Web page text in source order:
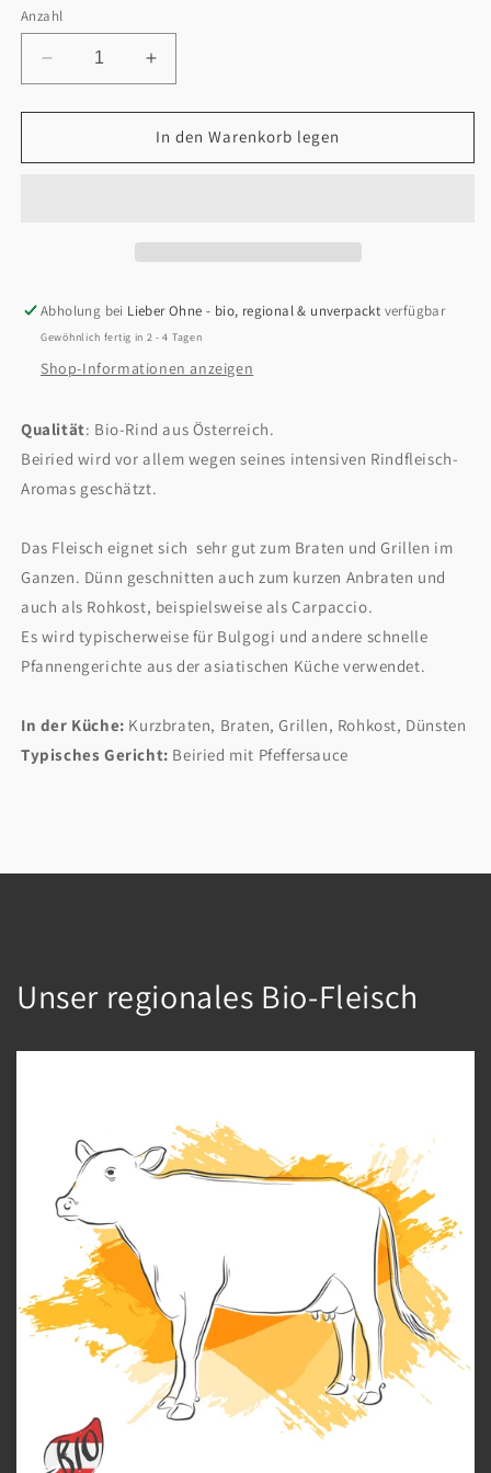
Anzahl
Verringere
die
Menge
Beiried
Erhöhe
die
Menge
für
Beiried
In den Warenkorb legen
Abholung bei Lieber Ohne - bio, regional & unverpackt verfügbar
Gewöhnlich fertig in 2 - 4 Tagen
Shop-Informationen anzeigen
Qualität: Bio-Rind aus Österreich.
Beiried wird vor allem wegen seines intensiven Rindfleisch-
Aromas geschätzt.
Das Fleisch eignet sich sehr gut zum Braten und Grillen im
Ganzen. Dünn geschnitten auch zum kurzen Anbraten und
auch als Rohkost, beispielsweise als Carpaccio.
Es wird typischerweise für Bulgogi und andere schnelle
Pfannengerichte aus der asiatischen Küche verwendet.
In der Küche: Kurzbraten, Braten, Grillen, Rohkost, Dünsten
Typisches Gericht: Beiried mit Pfeffersauce
Unser regionales Bio-Fleisch